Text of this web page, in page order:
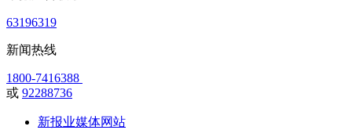
63196319
新闻热线
1800-7416388
或 92288736
新报业媒体网站